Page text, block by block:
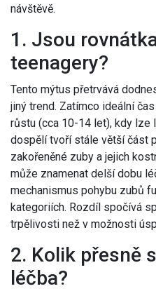
návštěvě.
1. Jsou
teenagery?
Tento mýtus přetrvává
jiný trend. Zatímco ideální
růstu (cca 10-14 let), kdy
dospělí tvoří stále větší část
zakořeněné zuby a jejich
může znamenat delší dobu
mechanismus pohybu zubů
kategoriích. Rozdíl spočívá
trpělivosti než v možnosti
2. Kolik přesně
léčba?